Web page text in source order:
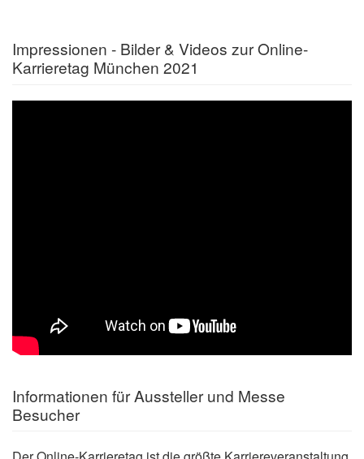
Impressionen - Bilder & Videos zur Online-
Karrieretag München 2021
Informationen für Aussteller und Messe
Besucher